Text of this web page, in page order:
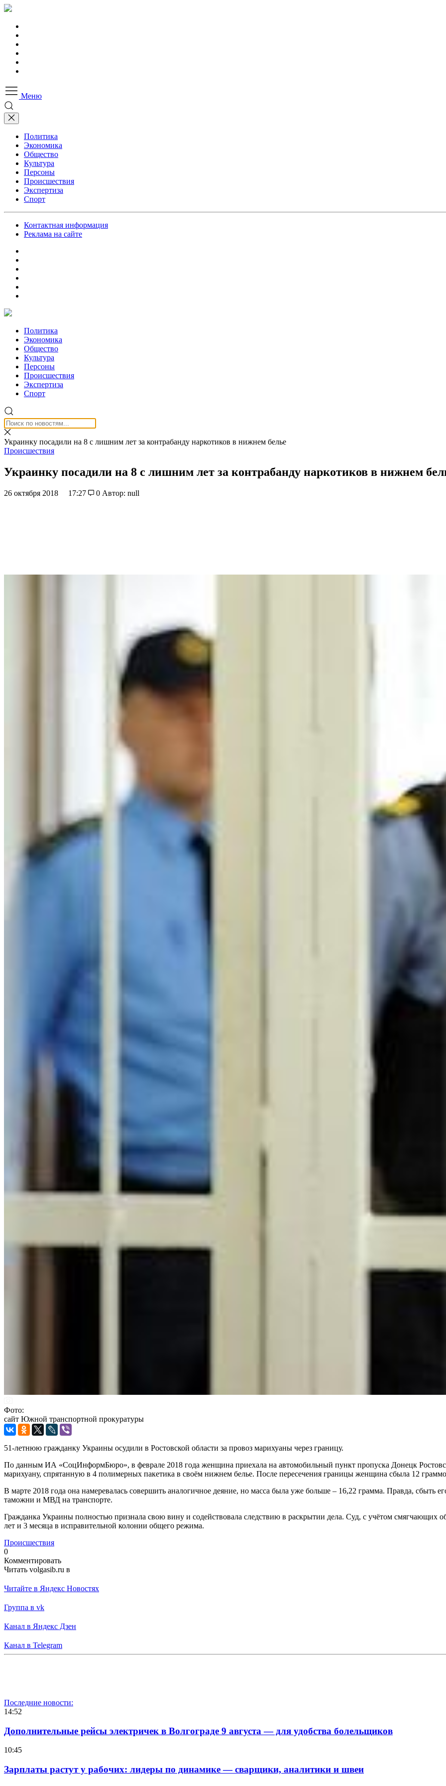
Меню
Политика
Экономика
Общество
Культура
Персоны
Происшествия
Экспертиза
Спорт
Контактная информация
Реклама на сайте
Политика
Экономика
Общество
Культура
Персоны
Происшествия
Экспертиза
Спорт
Украинку посадили на 8 с лишним лет за контрабанду наркотиков в нижнем белье
Происшествия
Украинку посадили на 8 с лишним лет за контрабанду наркотиков в нижнем
26 октября 2018 17:27 0 Автор: null
Фото:
сайт Южной транспортной прокуратуры
51-летнюю гражданку Украины осудили в Ростовской области за провоз марихуаны через границу.
По данным ИА «СоцИнформБюро», в феврале 2018 года женщина приехала на автомобильный пункт пропуска Донецк
марихуану, спрятанную в 4 полимерных пакетика в своём нижнем белье. После пересечения границы женщина сбыла 12
В марте 2018 года она намеревалась совершить аналогичное деяние, но масса была уже больше – 16,22 грамма. Правда, сбыть
таможни и МВД на транспорте.
Гражданка Украины полностью признала свою вину и содействовала следствию в раскрытии дела. Суд, с учётом смягчающих
лет и 3 месяца в исправительной колонии общего режима.
Происшествия
0
Комментировать
Читать volgasib.ru в
Читайте в Яндекс Новостях
Группа в vk
Канал в Яндекс Дзен
Канал в Telegram
Последние новости:
14:52
Дополнительные рейсы электричек в Волгограде 9 августа — для удобства болельщиков
10:45
Зарплаты растут у рабочих: лидеры по динамике — сварщики, аналитики и швеи